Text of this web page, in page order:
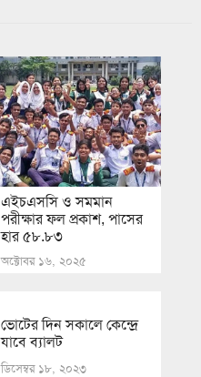
এইচএসসি ও সমমান
পরীক্ষার ফল প্রকাশ, পাসের
হার ৫৮.৮৩
অক্টোবর ১৬, ২০২৫
ভোটের দিন সকালে কেন্দ্রে
যাবে ব্যালট
ডিসেম্বর ১৮, ২০২৩